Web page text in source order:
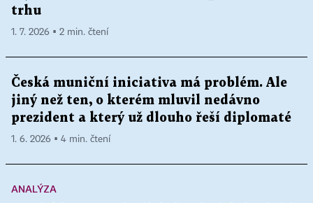
trhu
1. 7. 2026 ▪ 2 min. čtení
Česká muniční iniciativa má problém. Ale
jiný než ten, o kterém mluvil nedávno
prezident a který už dlouho řeší diplomaté
1. 6. 2026 ▪ 4 min. čtení
ANALÝZA